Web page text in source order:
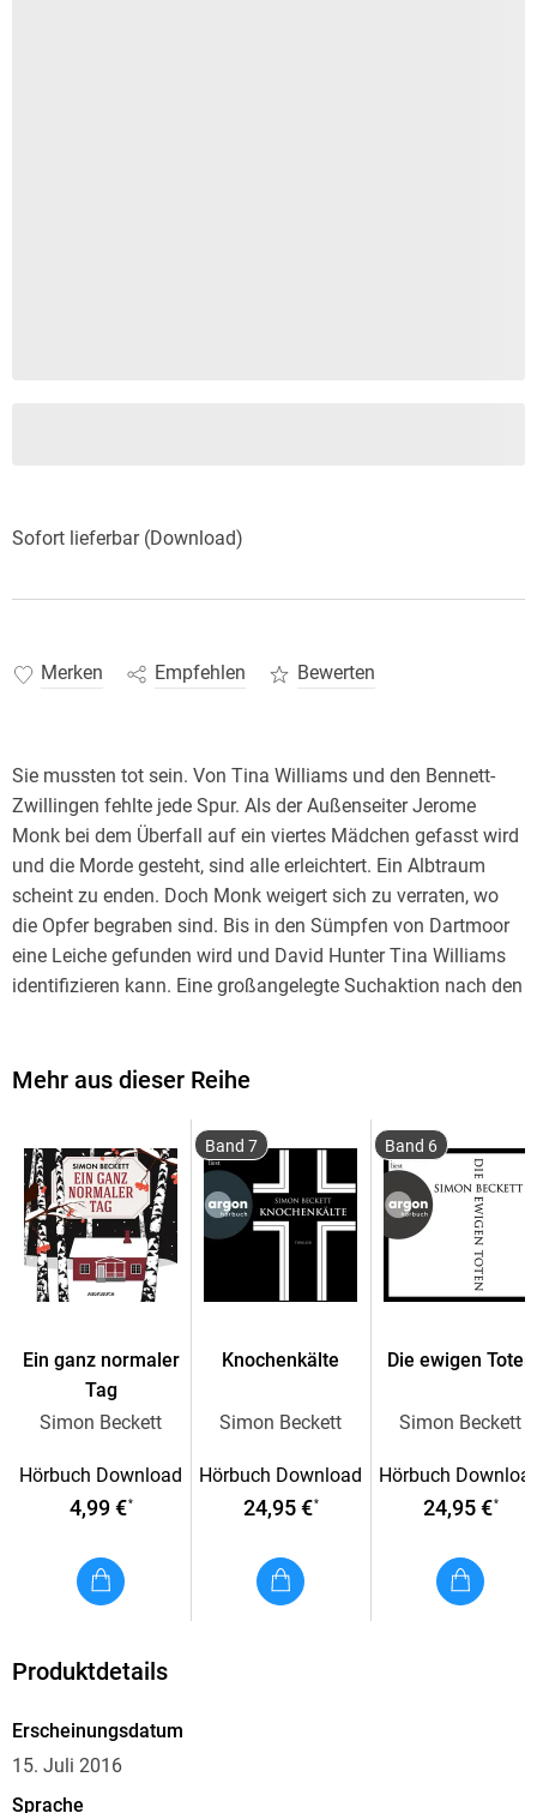
Sofort lieferbar (Download)
Merken Empfehlen Bewerten
Sie mussten tot sein. Von Tina Williams und den Bennett-
Zwillingen fehlte jede Spur. Als der Außenseiter Jerome
Monk bei dem Überfall auf ein viertes Mädchen gefasst wird
und die Morde gesteht, sind alle erleichtert. Ein Albtraum
scheint zu enden. Doch Monk weigert sich zu verraten, wo
die Opfer begraben sind. Bis in den Sümpfen von Dartmoor
eine Leiche gefunden wird und David Hunter Tina Williams
identifizieren kann. Eine großangelegte Suchaktion nach den
Hochsicherheitsgefängnis aus und scheint sich an allen, die
Mehr aus dieser Reihe
Ein ganz normaler
Tag
Simon Beckett
Hörbuch Download
4,99 €*
Band 7
Knochenkälte
Simon Beckett
Hörbuch Download
24,95 €*
Band 6
Die ewigen Toten
Simon Beckett
Hörbuch
24,95 €*
Produktdetails
Erscheinungsdatum
15. Juli 2016
Sprache